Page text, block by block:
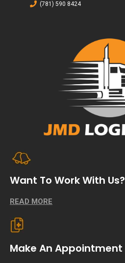
(781) 590 8424
Want To Work With Us?
READ MORE
Make An Appointment